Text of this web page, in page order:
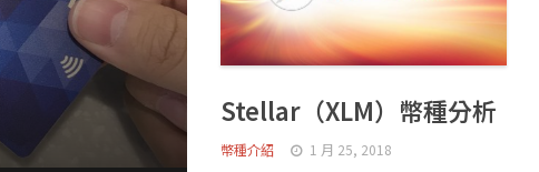
Stellar（XLM）幣種分析
幣種介紹 1 月 25, 2018